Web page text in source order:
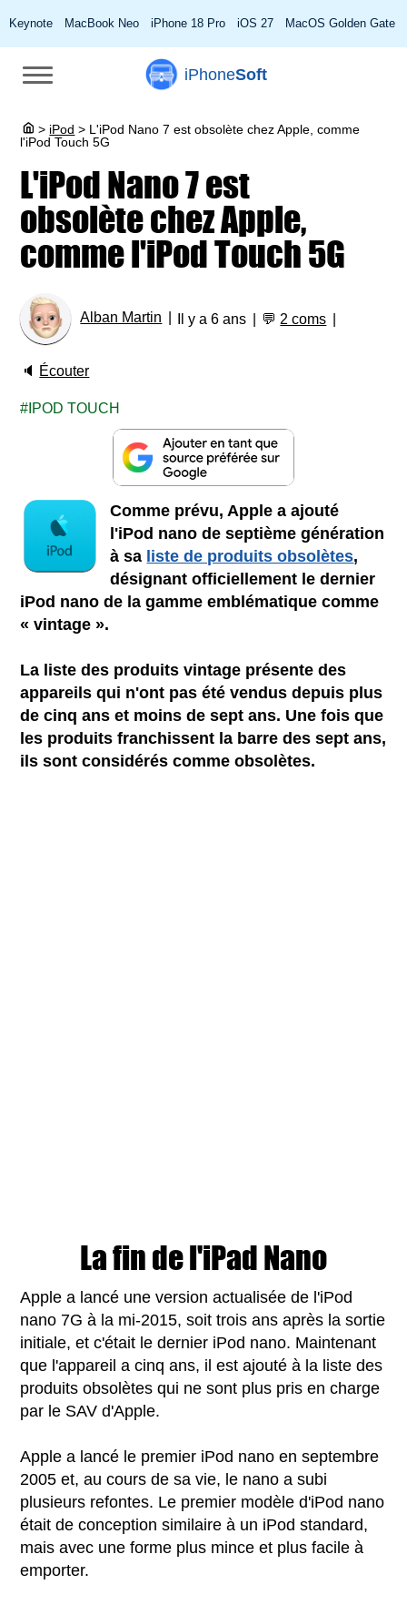
Keynote MacBook Neo iPhone 18 Pro iOS 27 MacOS Golden Gate
iPhoneSoft
> iPod > L'iPod Nano 7 est obsolète chez Apple, comme
l'iPod Touch 5G
L'iPod Nano 7 est
obsolète chez Apple,
comme l'iPod Touch 5G
Alban Martin Il y a 6 ans 💬 2 coms
🔈 Écouter
IPOD TOUCH
Comme prévu, Apple a ajouté
l'iPod nano de septième génération
à sa liste de produits obsolètes,
désignant officiellement le dernier
iPod nano de la gamme emblématique comme
« vintage ».
La liste des produits vintage présente des
appareils qui n'ont pas été vendus depuis plus
de cinq ans et moins de sept ans. Une fois que
les produits franchissent la barre des sept ans,
ils sont considérés comme obsolètes.
La fin de l'iPad Nano
Apple a lancé une version actualisée de l'iPod
nano 7G à la mi-2015, soit trois ans après la sortie
initiale, et c'était le dernier iPod nano. Maintenant
que l'appareil a cinq ans, il est ajouté à la liste des
produits obsolètes qui ne sont plus pris en charge
par le SAV d'Apple.
Apple a lancé le premier iPod nano en septembre
2005 et, au cours de sa vie, le nano a subi
plusieurs refontes. Le premier modèle d'iPod nano
était de conception similaire à un iPod standard,
mais avec une forme plus mince et plus facile à
emporter.